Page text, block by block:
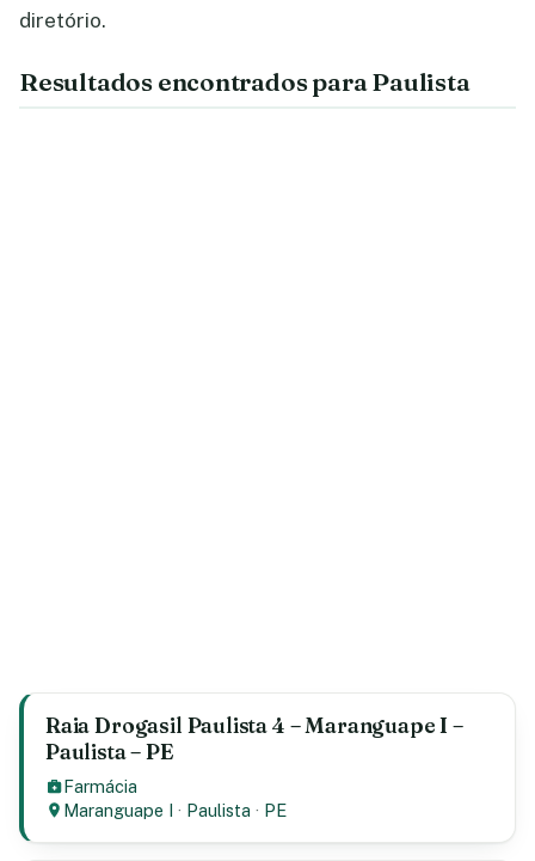
diretório.
Resultados encontrados para Paulista
Raia Drogasil Paulista 4 – Maranguape I –
Paulista – PE
Farmácia
Maranguape I · Paulista · PE